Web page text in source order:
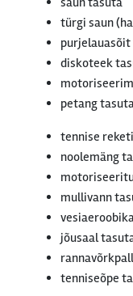
türgi saun
diskoteek
petang
tennise
noolemäng
mullivann
jõusaal
tenniseõpe